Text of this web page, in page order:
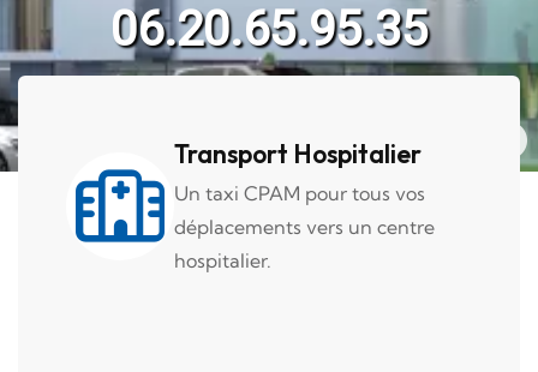
06.20.65.95.35
Transport Hospitalier
Un taxi CPAM pour tous vos
déplacements vers un centre
hospitalier.